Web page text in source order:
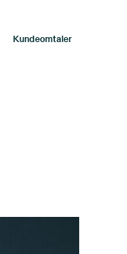
Kundeomtaler